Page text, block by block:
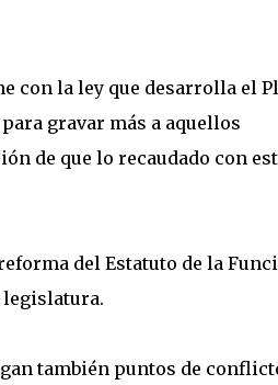
con la ley que desarrolla el
gravar más a aquellos
de que lo recaudado con
del Estatuto de la
legislatura.
también puntos de